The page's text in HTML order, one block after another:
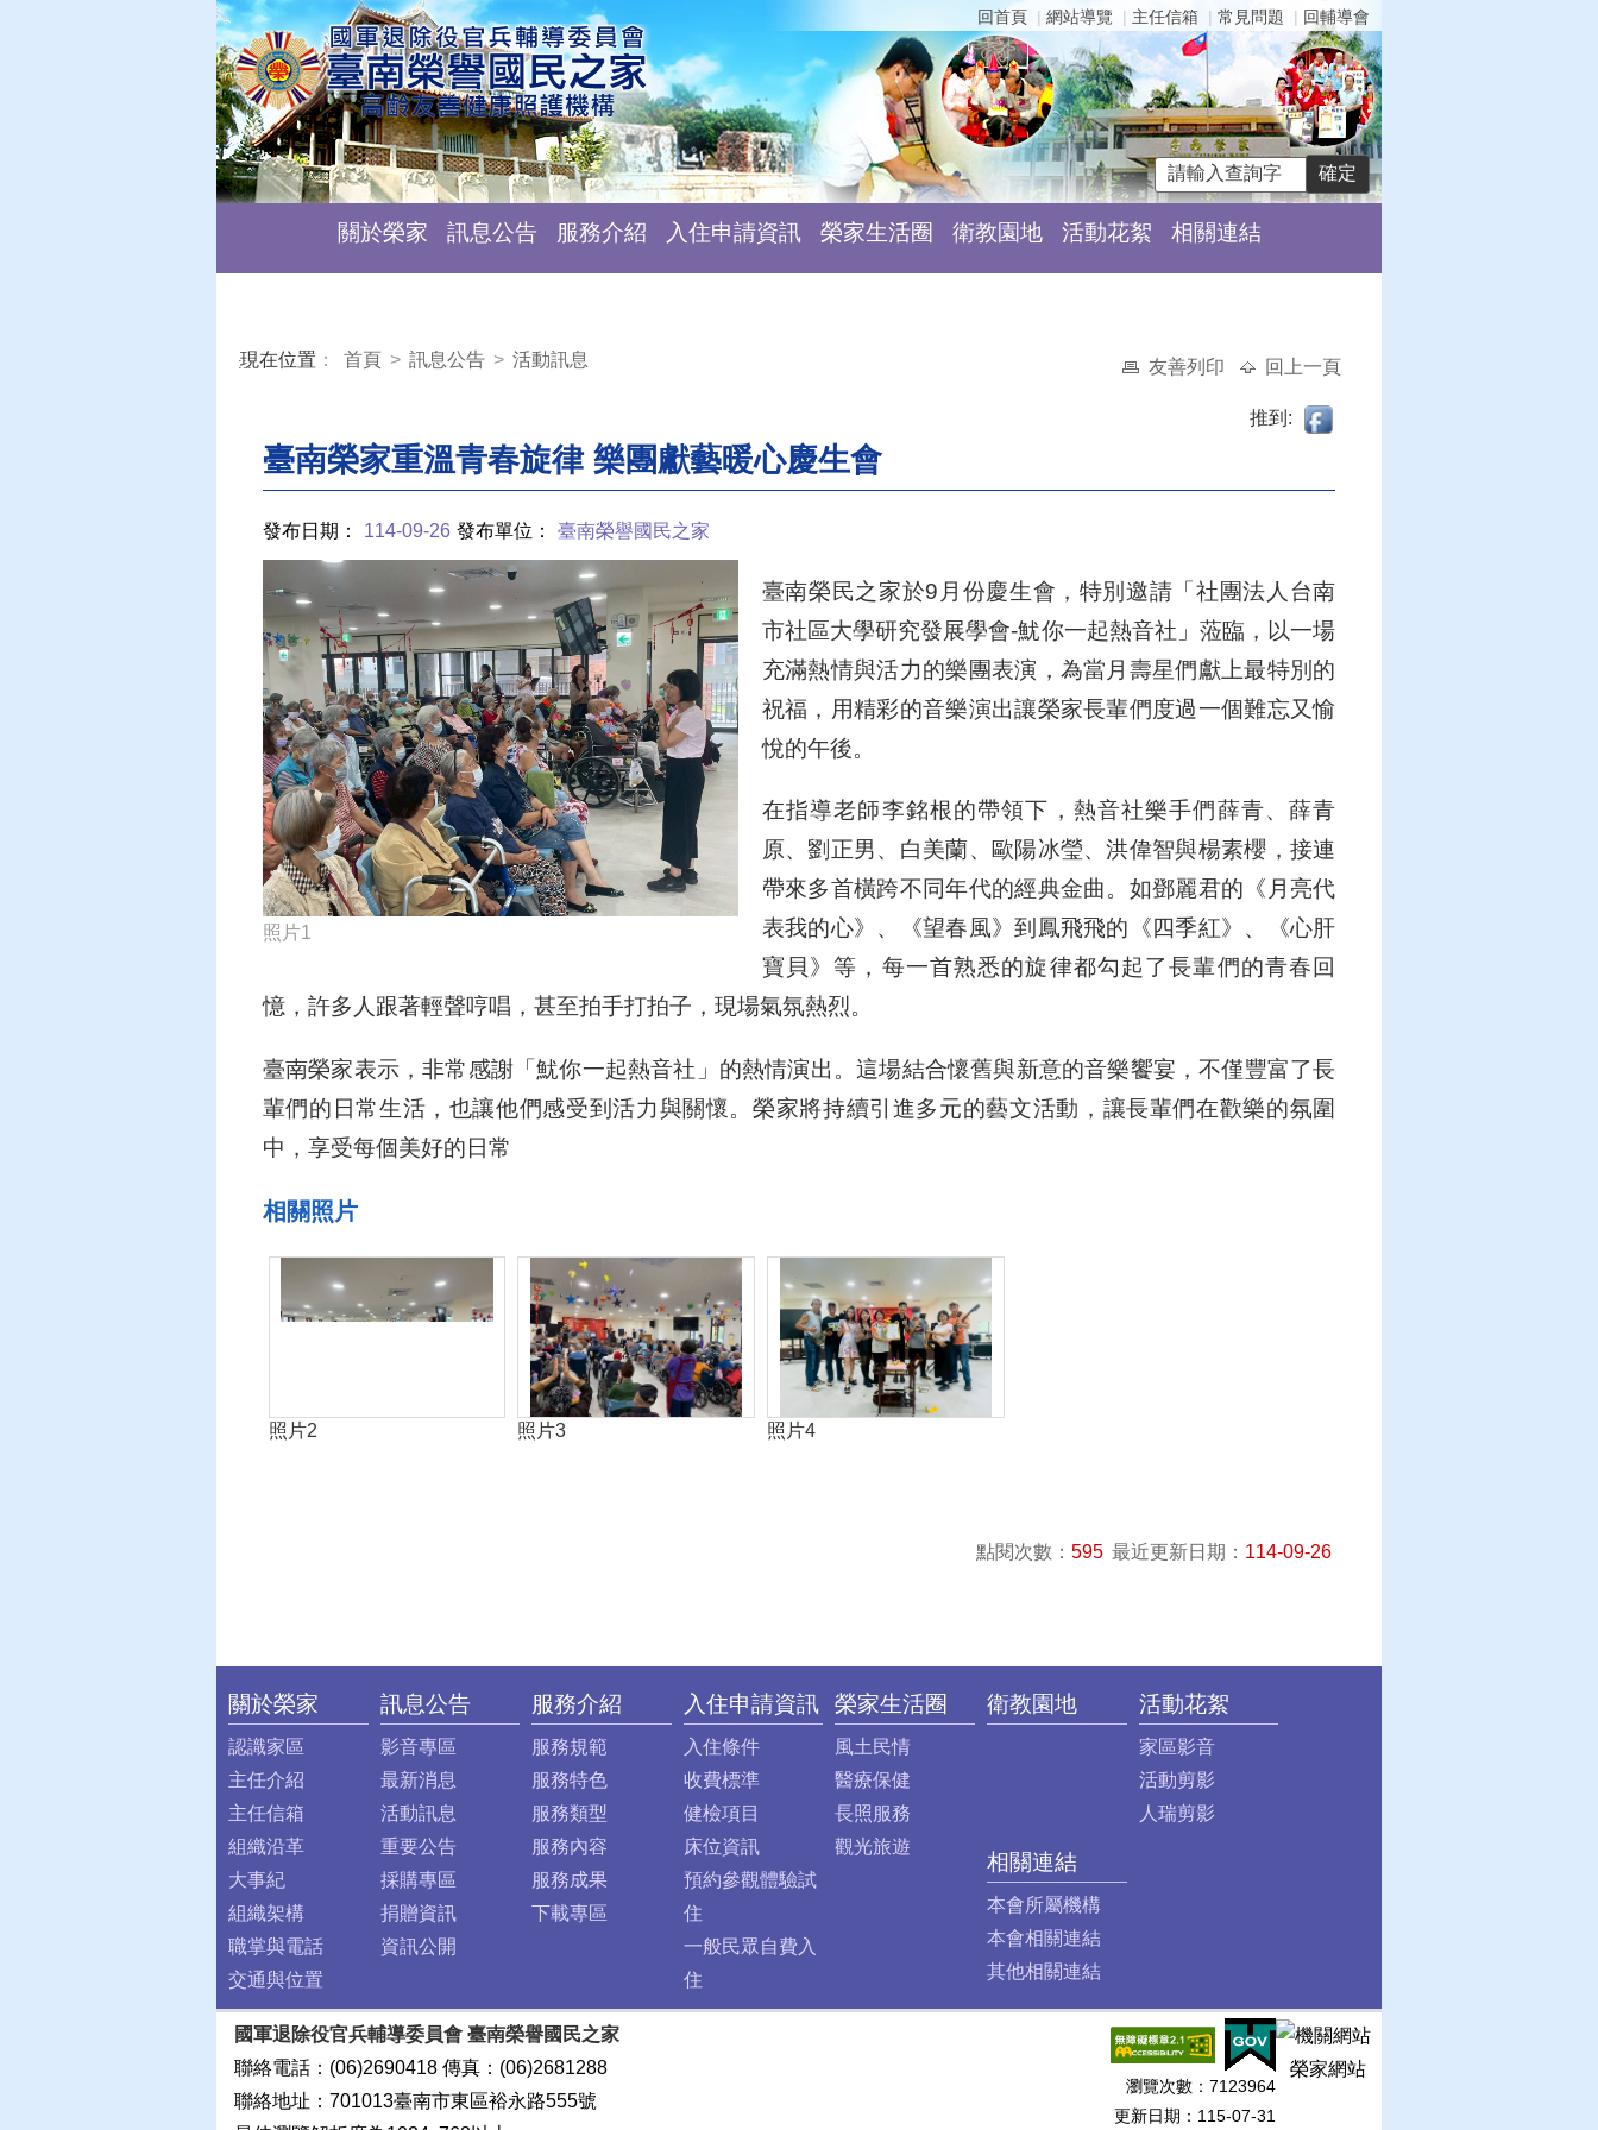
回首頁 網站導覽 主任信箱 常見問題 回輔導會
關於榮家 訊息公告 服務介紹 入住申請資訊 榮家生活圈 衛教園地 活動花絮 相關連結
:::
現在位置 ： 首頁 > 訊息公告 > 活動訊息 友善列印 回上一頁
推到:
臺南榮家重溫青春旋律 樂團獻藝暖心慶生會
發布日期： 114-09-26 發布單位： 臺南榮譽國民之家
照片1
臺南榮民之家於9 月份慶生會，特別邀請「社團法人台南
市社區大學研究發展學會-魷你一起熱音社」蒞臨，以一場
充滿熱情與活力的樂團表演，為當月壽星們獻上最特別的
祝福，用精彩的音樂演出讓榮家長輩們度過一個難忘又愉
悅的午後。
在指導老師李銘根的帶領下，熱音社樂手們薛青、薛青
原、劉正男、白美蘭、歐陽冰瑩、洪偉智與楊素櫻，接連
帶來多首橫跨不同年代的經典金曲。如鄧麗君的《月亮代
表我的心》、《望春風》到鳳飛飛的《四季紅》、《心肝
寶貝》等，每一首熟悉的旋律都勾起了長輩們的青春回
憶，許多人跟著輕聲哼唱，甚至拍手打拍子，現場氣氛熱烈。
臺南榮家表示，非常感謝「魷你一起熱音社」的熱情演出。這場結合懷舊與新意的音樂饗宴，不僅豐富了長
輩們的日常生活，也讓他們感受到活力與關懷。榮家將持續引進多元的藝文活動，讓長輩們在歡樂的氛圍
中，享受每個美好的日常
相關照片
照片2 照片3 照片4
點閱次數：595 最近更新日期： 114-09-26
:::
關於榮家
認識家區
主任介紹
主任信箱
組織沿革
大事紀
組織架構
職掌與電話
交通與位置
訊息公告
影音專區
最新消息
活動訊息
重要公告
採購專區
捐贈資訊
資訊公開
服務介紹
服務規範
服務特色
服務類型
服務內容
服務成果
下載專區
入住申請資訊
入住條件
收費標準
健檢項目
床位資訊
預約參觀體驗試
住
一般民眾自費入
住
榮家生活圈
風土民情
醫療保健
長照服務
觀光旅遊
衛教園地 活動花絮
家區影音
活動剪影
人瑞剪影
相關連結
本會所屬機構
本會相關連結
其他相關連結
國軍退除役官兵輔導委員會 臺南榮譽國民之家
聯絡電話：(06)2690418 傳真：(06)2681288
聯絡地址：701013臺南市東區裕永路555號
榮家網站
瀏覽次數： 7123964
更新日期：115-07-31